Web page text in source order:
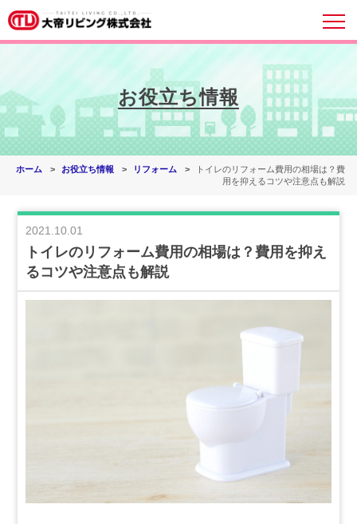
お役立ち情報
ホーム お役立ち情報 リフォーム
トイレのリフォーム費用の相場は？費
用を抑えるコツや注意点も解説
2021.10.01
トイレのリフォーム費用の相場は？費用を抑え
るコツや注意点も解説